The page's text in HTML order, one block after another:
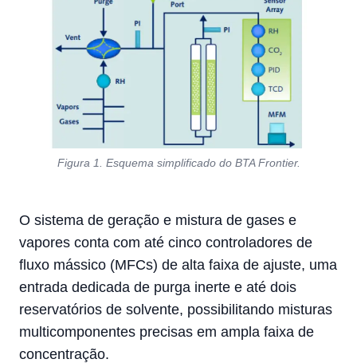
Figura 1. Esquema simplificado do BTA Frontier.
O sistema de geração e mistura de gases e
vapores conta com até cinco controladores de
fluxo mássico (MFCs) de alta faixa de ajuste, uma
entrada dedicada de purga inerte e até dois
reservatórios de solvente, possibilitando misturas
multicomponentes precisas em ampla faixa de
concentração.